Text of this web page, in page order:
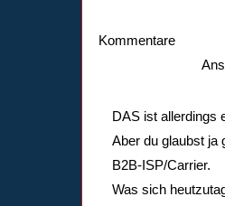
Kommentare
DAS ist allerdings
Aber du glaubst ja
B2B-ISP/Carrier.
Was sich